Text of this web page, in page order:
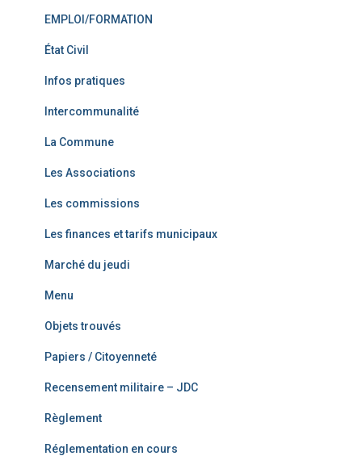
EMPLOI/FORMATION
État Civil
Infos pratiques
Intercommunalité
La Commune
Les Associations
Les commissions
Les finances et tarifs municipaux
Marché du jeudi
Menu
Objets trouvés
Papiers / Citoyenneté
Recensement militaire – JDC
Règlement
Réglementation en cours